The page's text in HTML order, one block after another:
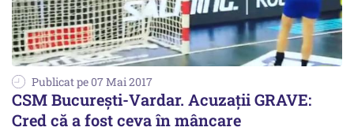
Publicat pe 07 Mai 2017
CSM București-Vardar. Acuzații GRAVE:
Cred că a fost ceva în mâncare